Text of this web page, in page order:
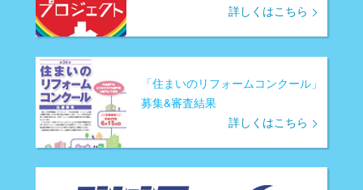
詳しくはこちら
「住まいのリフォームコンクール」
募集&審査結果
詳しくはこちら